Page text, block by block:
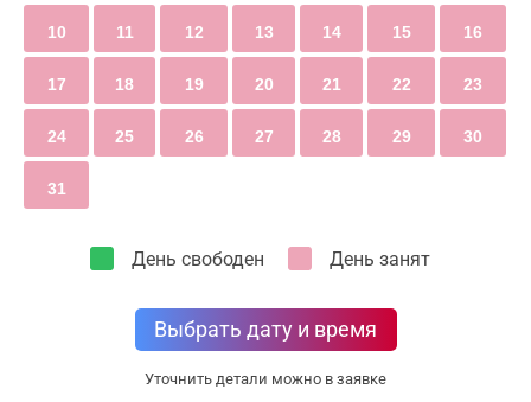
10 11 12 13 14 15 16
17 18 19 20 21 22 23
24 25 26 27 28 29 30
31
День свободен День занят
Выбрать дату и время
Уточнить детали можно в заявке